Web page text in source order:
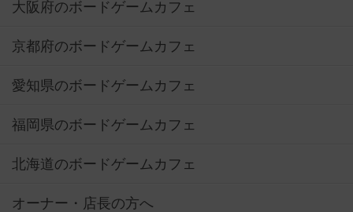
大阪府のボードゲームカフェ
京都府のボードゲームカフェ
愛知県のボードゲームカフェ
福岡県のボードゲームカフェ
北海道のボードゲームカフェ
オーナー・店長の方へ